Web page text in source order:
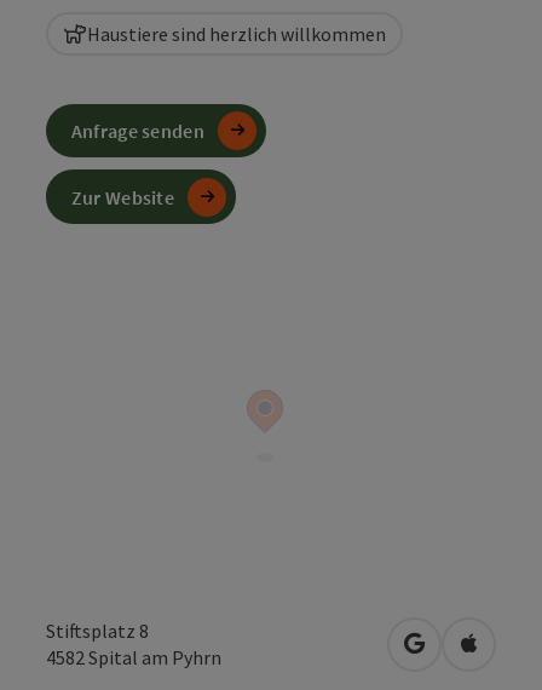
Haustiere sind herzlich willkommen
Stiftsplatz 8
4582 Spital am Pyhrn in Google
in
Anfrage senden
Zur Website